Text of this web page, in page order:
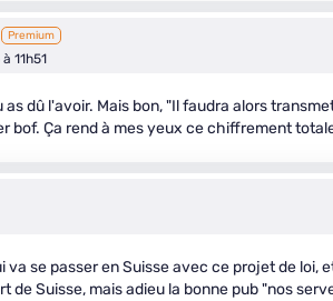
Premium
11h51
as dû l'avoir. Mais bon, "Il faudra alors
bof. Ça rend à mes yeux ce chiffrement
va se passer en Suisse avec ce projet de loi,
de Suisse, mais adieu la bonne pub "nos